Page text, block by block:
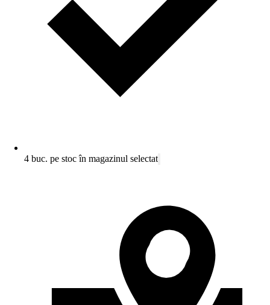
4 buc. pe stoc în magazinul selectat